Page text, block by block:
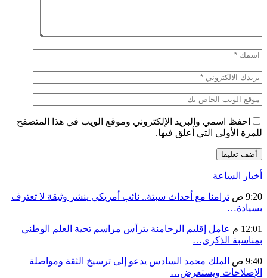
احفظ اسمي والبريد الإلكتروني وموقع الويب في هذا المتصفح
للمرة الأولى التي أعلق فيها.
أخبار الساعة
9:20 ص
تزامنا مع أحداث سبتة.. نائب أمريكي ينشر وثيقة لا تعترف
بسيادة…
12:01 م
عامل إقليم الرحامنة يترأس مراسم تحية العلم الوطني
بمناسبة الذكرى…
9:40 ص
الملك محمد السادس يدعو إلى ترسيخ الثقة ومواصلة
الإصلاحات ويستعرض…